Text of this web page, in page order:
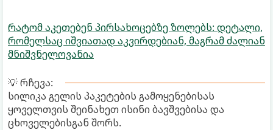
რატომ აკეთებენ პირსახოცებზე ზოლებს: დეტალი,
რომელსაც იშვიათად აკვირდებიან, მაგრამ ძალიან
მნიშვნელოვანია
💡 რჩევა:
სილიკა გელის პაკეტების გამოყენებისას
ყოველთვის შეინახეთ ისინი ბავშვებისა და
ცხოველებისგან შორს.